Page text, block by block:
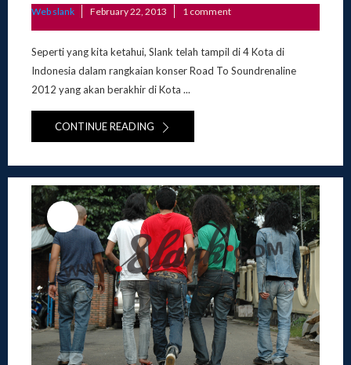
Web slank
Posted
February 22, 2013 1 comment
Seperti yang kita ketahui, Slank telah tampil di 4 Kota di
Indonesia dalam rangkaian konser Road To Soundrenaline
2012 yang akan berakhir di Kota ...
CONTINUE READING